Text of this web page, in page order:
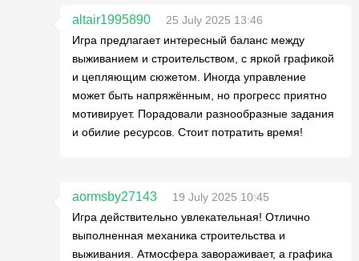
altair1995890
25 July 2025 13:46
Игра предлагает интересный баланс между
выживанием и строительством, с яркой графикой
и цепляющим сюжетом. Иногда управление
может быть напряжённым, но прогресс приятно
мотивирует. Порадовали разнообразные задания
и обилие ресурсов. Стоит потратить время!
aormsby27143
19 July 2025 10:45
Игра действительно увлекательная! Отлично
выполненная механика строительства и
выживания. Атмосфера завораживает, а графика